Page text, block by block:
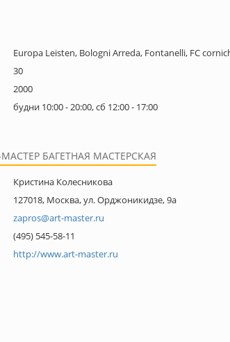
Europa Leisten, Bologni Arreda, Fontanelli, FC
30
2000
будни 10:00 - 20:00, сб 12:00 - 17:00
БАГЕТНАЯ МАСТЕРСКАЯ
Кристина Колесникова
127018, Москва, ул. Орджоникидзе, 9а
zapros@art-master.ru
(495) 545-58-11
http://www.art-master.ru